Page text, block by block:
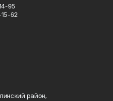
95
62
район,